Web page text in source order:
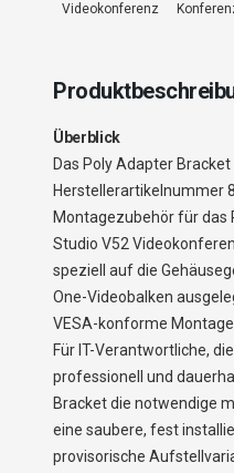
Videokonferenz
Überblick
Das Poly Adapter
Herstellerartikelnummer
Montagezubehör für das
Studio V52
speziell auf die
One-Videobalken
VESA-konforme
Für IT-Verantwortliche,
professionell und
Bracket die notwendige
eine saubere, fest
provisorische